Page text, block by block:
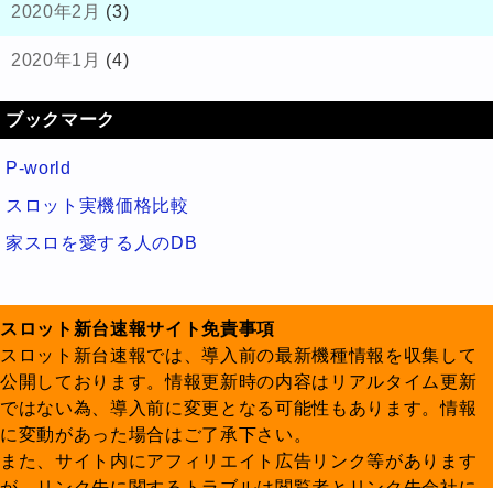
2020年2月 (3)
2020年1月 (4)
ブックマーク
P-world
スロット実機価格比較
家スロを愛する人のDB
スロット新台速報サイト免責事項
スロット新台速報では、導入前の最新機種情報を収集して
公開しております。情報更新時の内容はリアルタイム更新
ではない為、導入前に変更となる可能性もあります。情報
に変動があった場合はご了承下さい。
また、サイト内にアフィリエイト広告リンク等があります